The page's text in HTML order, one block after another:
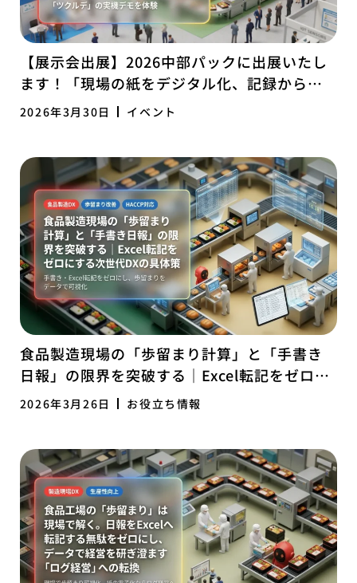
【展示会出展】2026中部パックに出展いたし
ます！「現場の紙をデジタル化、記録から経
営を変えるツクルデ」
2026年3月30日 イベント
食品製造現場の「歩留まり計算」と「手書き
日報」の限界を突破する｜Excel転記をゼロに
する次世代DXの具体策
2026年3月26日 お役立ち情報